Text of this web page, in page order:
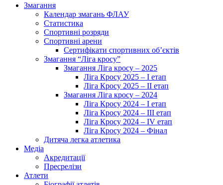
Змагання
Календар змагань ФЛАУ
Статистика
Спортивні розряди
Спортивні арени
Сертифікати спортивних об’єктів
Змагання “Ліга кросу”
Змагання Ліга кросу – 2025
Ліга Кросу 2025 – I етап
Ліга Кросу 2025 – II етап
Змагання Ліга кросу – 2024
Ліга Кросу 2024 – I етап
Ліга Кросу 2024 – III етап
Ліга Кросу 2024 – IV етап
Ліга Кросу 2024 – Фінал
Дитяча легка атлетика
Медіа
Акредитації
Пресрелізи
Атлети